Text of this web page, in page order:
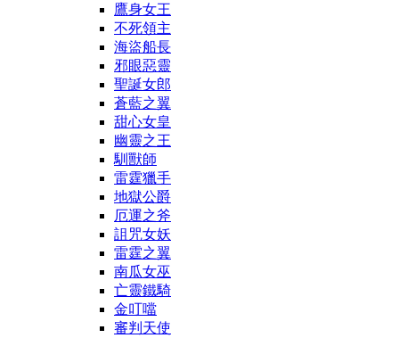
鷹身女王
不死領主
海盜船長
邪眼惡靈
聖誕女郎
蒼藍之翼
甜心女皇
幽靈之王
馴獸師
雷霆獵手
地獄公爵
厄運之斧
詛咒女妖
雷霆之翼
南瓜女巫
亡靈鐵騎
金叮噹
審判天使